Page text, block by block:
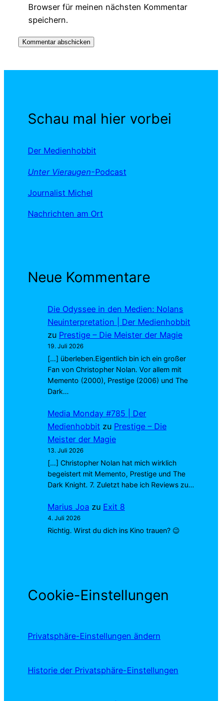
Browser für meinen nächsten Kommentar
speichern.
Schau mal hier vorbei
Der Medienhobbit
Unter Vieraugen-Podcast
Journalist Michel
Nachrichten am Ort
Neue Kommentare
Die Odyssee in den Medien: Nolans
Neuinterpretation | Der Medienhobbit
zu Prestige – Die Meister der Magie
19. Juli 2026
[…] überleben.Eigentlich bin ich ein großer
Fan von Christopher Nolan. Vor allem mit
Memento (2000), Prestige (2006) und The
Dark…
Media Monday #785 | Der
Medienhobbit zu Prestige – Die
Meister der Magie
13. Juli 2026
[…] Christopher Nolan hat mich wirklich
begeistert mit Memento, Prestige und The
Dark Knight. 7. Zuletzt habe ich Reviews zu…
Marius Joa zu Exit 8
4. Juli 2026
Richtig. Wirst du dich ins Kino trauen? 😉
Cookie-Einstellungen
Privatsphäre-Einstellungen ändern
Historie der Privatsphäre-Einstellungen